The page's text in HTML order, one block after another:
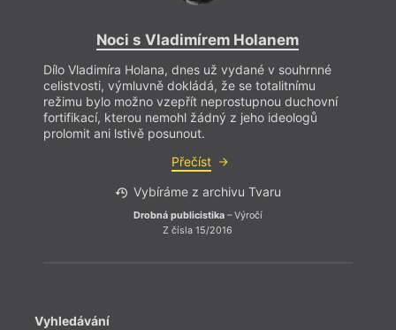
Noci s Vladimírem Holanem
Dílo Vladimíra Holana, dnes už vydané v souhrnné
celistvosti, výmluvně dokládá, že se totalitnímu
režimu bylo možno vzepřít neprostupnou duchovní
fortifikací, kterou nemohl žádný z jeho ideologů
prolomit ani lstivě posunout.
Přečíst
Vybíráme z archivu Tvaru
Drobná publicistika– Výročí
Z čísla 15/2016
Vyhledávání